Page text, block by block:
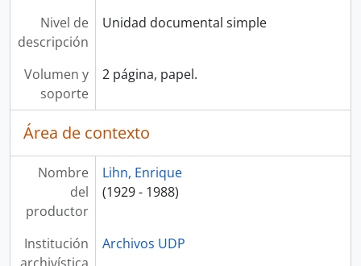
Nivel de
descripción
Unidad documental simple
Volumen y
soporte
2 página, papel.
Área de contexto
Nombre
del
productor
Lihn, Enrique
(1929 - 1988)
Institución
Archivos UDP